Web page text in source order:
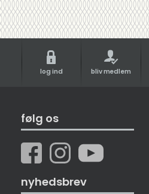
log ind bliv medlem
følg os
nyhedsbrev